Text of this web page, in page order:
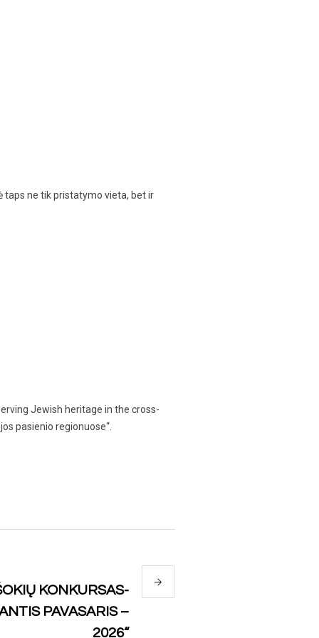
taps ne tik pristatymo vieta, bet ir
Jewish heritage in the cross-
pasienio regionuose“.
KONKURSAS-
PAVASARIS –
2026“